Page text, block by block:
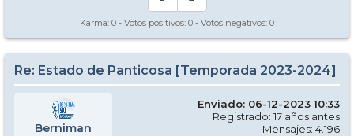
Karma: 0 - Votos positivos: 0 - Votos negativos: 0
Re: Estado de Panticosa [Temporada 2023-2024]
Berniman
Enviado: 06-12-2023 10:33
Registrado: 17 años antes
Mensajes: 4.196